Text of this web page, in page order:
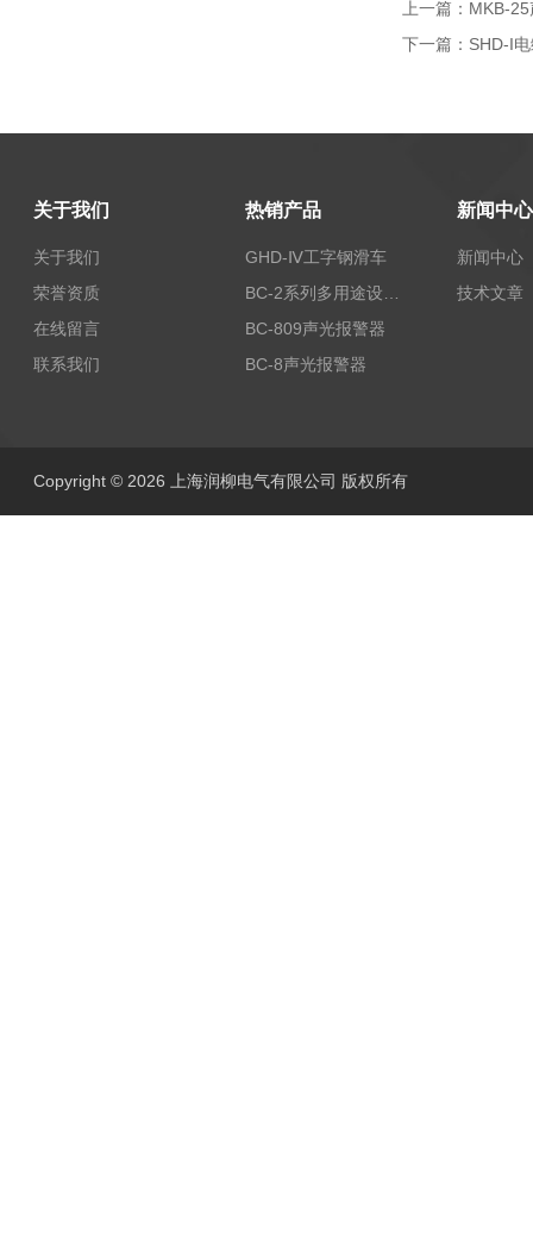
上一篇： MKB-
下一篇： SHD-I
关于我们
关于我们
荣誉资质
在线留言
联系我们
热销产品
GHD-Ⅳ工字钢滑车
BC-809声光报警器
BC-8声光报警器
新闻中心
新闻中心
技术文章
Copyright © 2026 上海润柳电气有限公司 版权所有